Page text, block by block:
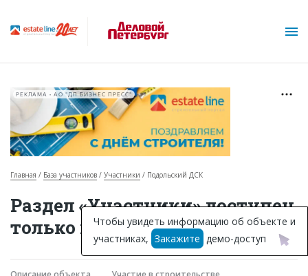
Горячие объекты
База строящихся объектов
Инвестпроекты
РЕКЛАМА • АО "ДП БИЗНЕС ПРЕСС"
Главная База участников Участники Подольский ДСК
Раздел «Участники» доступен
только подписчикам
Чтобы увидеть информацию об объекте и
участниках, Закажите демо-доступ